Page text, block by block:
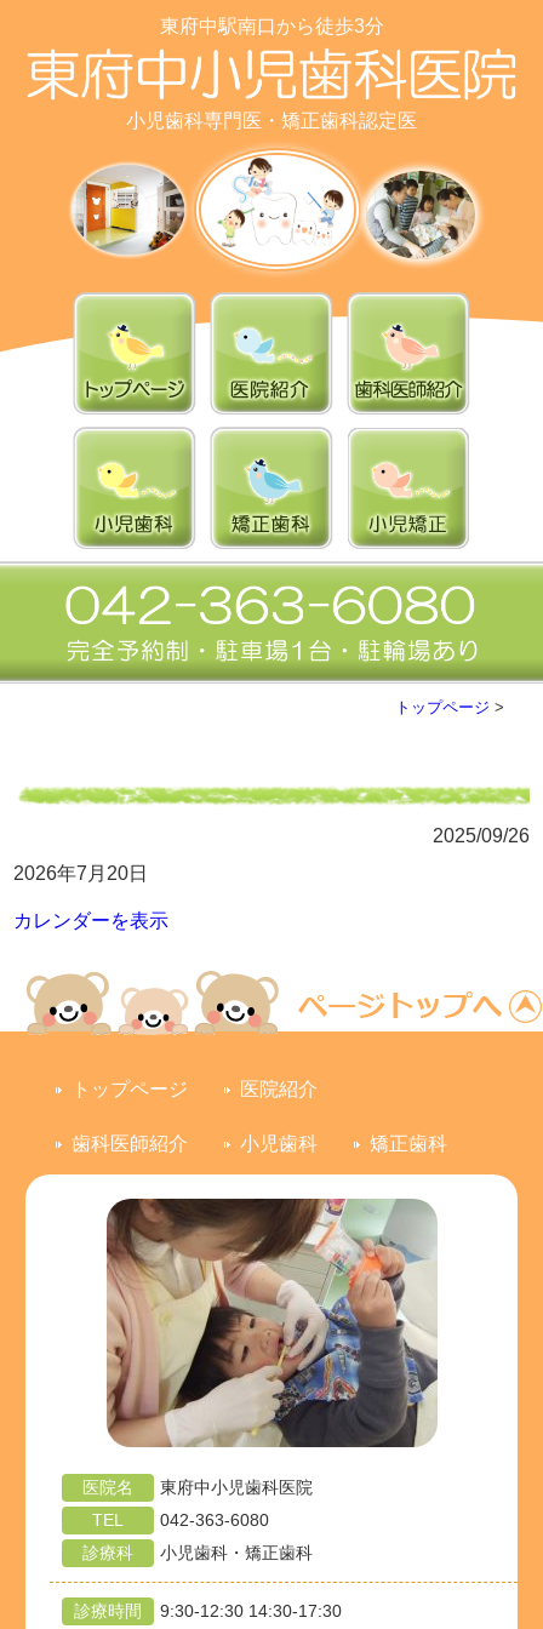
東府中駅南口から徒歩3分
小児歯科専門医・矯正歯科認定医
トップページ >
2025/09/26
2026年7月20日
カレンダーを表示
トップページ 医院紹介
歯科医師紹介 小児歯科 矯正歯科
医院名
東府中小児歯科医院
TEL
042-363-6080
診療科
小児歯科・矯正歯科
診療時間 9:30-12:30 14:30-17:30